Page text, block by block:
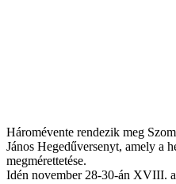
Háromévente rendezik meg
János Hegedűversenyt, amely a
megmérettetése.
Idén november 28-30-án XVIII.